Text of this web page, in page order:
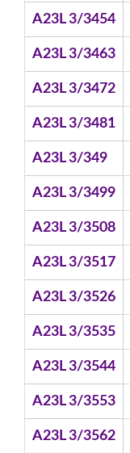
A23L 3/3454
A23L 3/3463
A23L 3/3472
A23L 3/3481
A23L 3/349
A23L 3/3499
A23L 3/3508
A23L 3/3517
A23L 3/3526
A23L 3/3535
A23L 3/3544
A23L 3/3553
A23L 3/3562